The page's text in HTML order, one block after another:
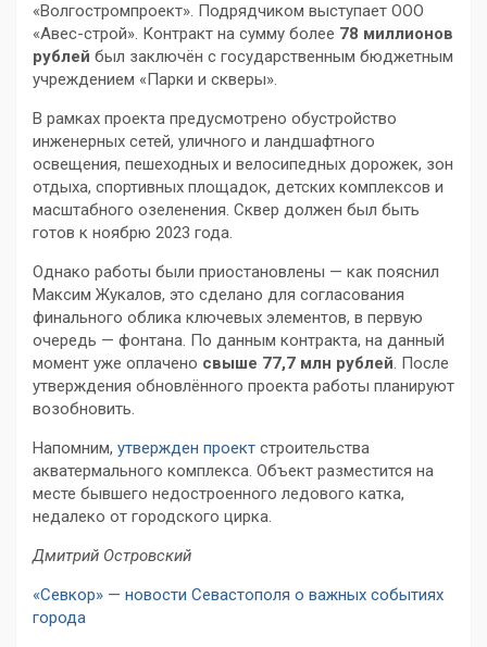
«Волгостромпроект». Подрядчиком выступает ООО
«Авес-строй». Контракт на сумму более 78 миллионов
рублей был заключён с государственным бюджетным
учреждением «Парки и скверы».
В рамках проекта предусмотрено обустройство
инженерных сетей, уличного и ландшафтного
освещения, пешеходных и велосипедных дорожек, зон
отдыха, спортивных площадок, детских комплексов и
масштабного озеленения. Сквер должен был быть
готов к ноябрю 2023 года.
Однако работы были приостановлены — как пояснил
Максим Жукалов, это сделано для согласования
финального облика ключевых элементов, в первую
очередь — фонтана. По данным контракта, на данный
момент уже оплачено свыше 77,7 млн рублей. После
утверждения обновлённого проекта работы планируют
возобновить.
Напомним, утвержден проект строительства
акватермального комплекса. Объект разместится на
месте бывшего недостроенного ледового катка,
недалеко от городского цирка.
Дмитрий Островский
«Севкор» — новости Севастополя о важных событиях
города